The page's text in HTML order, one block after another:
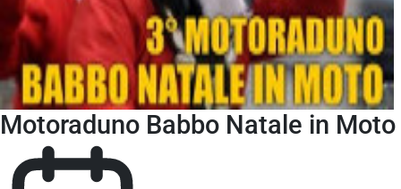
Motoraduno Babbo Natale in Moto